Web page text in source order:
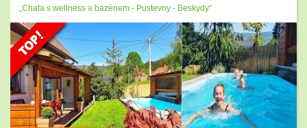
„Chata s wellness a bazénem - Pustevny - Beskydy“